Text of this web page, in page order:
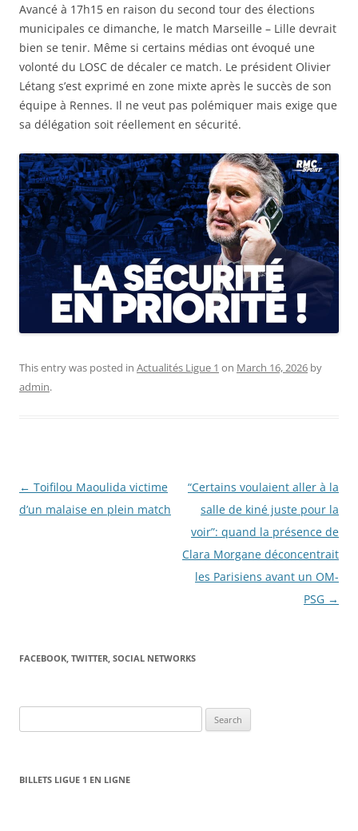
Avancé à 17h15 en raison du second tour des élections
municipales ce dimanche, le match Marseille – Lille devrait
bien se tenir. Même si certains médias ont évoqué une
volonté du LOSC de décaler ce match. Le président Olivier
Létang s’est exprimé en zone mixte après le succès de son
équipe à Rennes. Il ne veut pas polémiquer mais exige que
sa délégation soit réellement en sécurité.
This entry was posted in Actualités Ligue 1 on March 16, 2026 by
admin.
Post
navigation
← Toifilou Maoulida victime
d’un malaise en plein match
“Certains voulaient aller à la
salle de kiné juste pour la
voir”: quand la présence de
Clara Morgane déconcentrait
les Parisiens avant un OM-
PSG →
FACEBOOK, TWITTER, SOCIAL NETWORKS
for:
BILLETS LIGUE 1 EN LIGNE